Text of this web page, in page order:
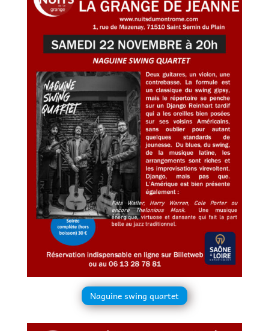
Naguine swing quartet